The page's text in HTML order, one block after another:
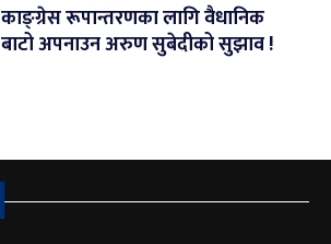
काङ्ग्रेस रूपान्तरणका लागि वैधानिक
बाटो अपनाउन अरुण सुबेदीको सुझाव !